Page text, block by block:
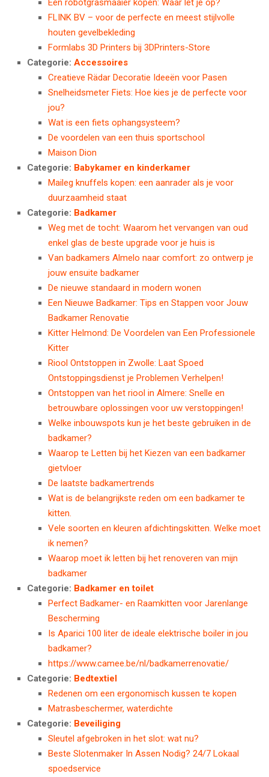
FLINK BV – voor de perfecte en meest stijlvolle
houten gevelbekleding
Formlabs 3D Printers bij 3DPrinters-Store
Categorie: Accessoires
Creatieve Rädar Decoratie Ideeën voor Pasen
Snelheidsmeter Fiets: Hoe kies je de perfecte voor
jou?
Wat is een fiets ophangsysteem?
De voordelen van een thuis sportschool
Maison Dion
Categorie: Babykamer en kinderkamer
Maileg knuffels kopen: een aanrader als je voor
duurzaamheid staat
Categorie: Badkamer
Weg met de tocht: Waarom het vervangen van oud
enkel glas de beste upgrade voor je huis is
Van badkamers Almelo naar comfort: zo ontwerp je
jouw ensuite badkamer
De nieuwe standaard in modern wonen
Een Nieuwe Badkamer: Tips en Stappen voor Jouw
Badkamer Renovatie
Kitter Helmond: De Voordelen van Een Professionele
Kitter
Riool Ontstoppen in Zwolle: Laat Spoed
Ontstoppingsdienst je Problemen Verhelpen!
Ontstoppen van het riool in Almere: Snelle en
betrouwbare oplossingen voor uw verstoppingen!
Welke inbouwspots kun je het beste gebruiken in de
badkamer?
Waarop te Letten bij het Kiezen van een badkamer
gietvloer
De laatste badkamertrends
Wat is de belangrijkste reden om een badkamer te
kitten.
Vele soorten en kleuren afdichtingskitten. Welke moet
ik nemen?
Waarop moet ik letten bij het renoveren van mijn
badkamer
Categorie: Badkamer en toilet
Perfect Badkamer- en Raamkitten voor Jarenlange
Bescherming
Is Aparici 100 liter de ideale elektrische boiler in jou
badkamer?
https://www.camee.be/nl/badkamerrenovatie/
Categorie: Bedtextiel
Redenen om een ergonomisch kussen te kopen
Matrasbeschermer, waterdichte
Categorie: Beveiliging
Sleutel afgebroken in het slot: wat nu?
Beste Slotenmaker In Assen Nodig? 24/7 Lokaal
spoedservice